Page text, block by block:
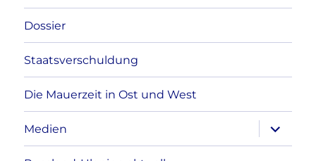
Dossier
Staatsverschuldung
Die Mauerzeit in Ost und West
Medien
anzeigen